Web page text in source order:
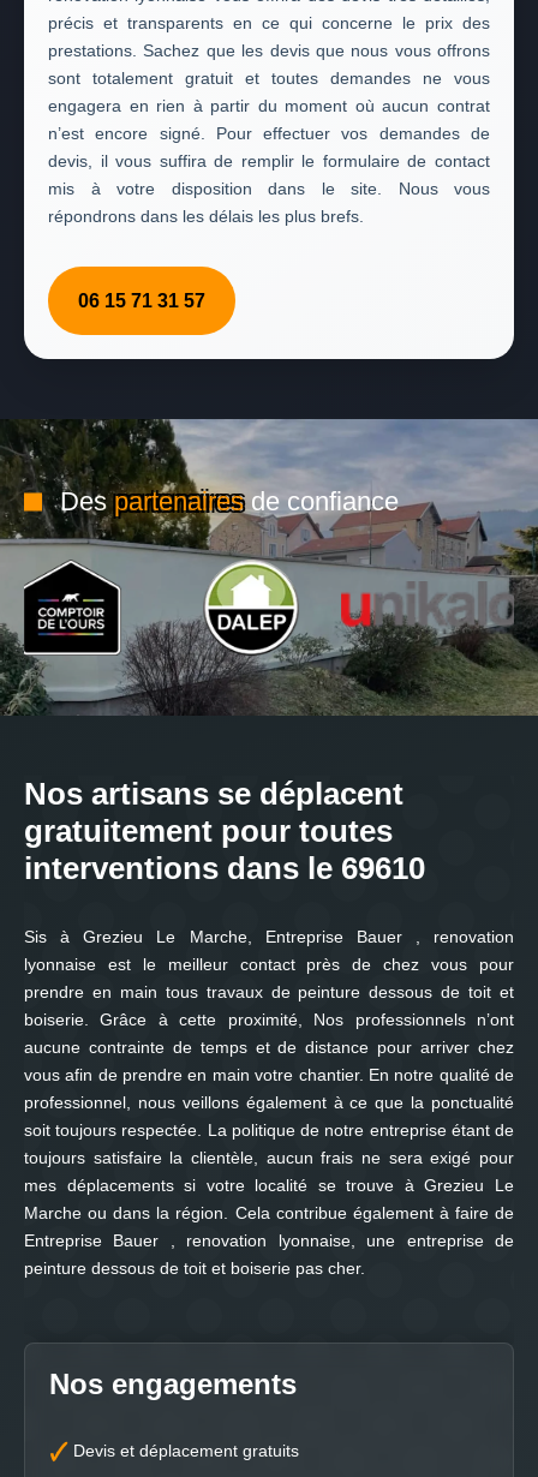
précis et transparents en ce qui concerne le prix des
prestations. Sachez que les devis que nous vous offrons
sont totalement gratuit et toutes demandes ne vous
engagera en rien à partir du moment où aucun contrat
n’est encore signé. Pour effectuer vos demandes de
devis, il vous suffira de remplir le formulaire de contact
mis à votre disposition dans le site. Nous vous
répondrons dans les délais les plus brefs.
06 15 71 31 57
Despartenairesde confiance
Nos artisans se déplacent
gratuitement pour toutes
interventions dans le 69610
Sis à Grezieu Le Marche, Entreprise Bauer , renovation
lyonnaise est le meilleur contact près de chez vous pour
prendre en main tous travaux de peinture dessous de toit et
boiserie. Grâce à cette proximité, Nos professionnels n’ont
aucune contrainte de temps et de distance pour arriver chez
vous afin de prendre en main votre chantier. En notre qualité de
professionnel, nous veillons également à ce que la ponctualité
soit toujours respectée. La politique de notre entreprise étant de
toujours satisfaire la clientèle, aucun frais ne sera exigé pour
mes déplacements si votre localité se trouve à Grezieu Le
Marche ou dans la région. Cela contribue également à faire de
Entreprise Bauer , renovation lyonnaise, une entreprise de
peinture dessous de toit et boiserie pas cher.
Nos engagements
Devis et déplacement gratuits